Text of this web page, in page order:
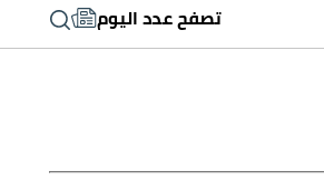
تصفح عدد اليوم